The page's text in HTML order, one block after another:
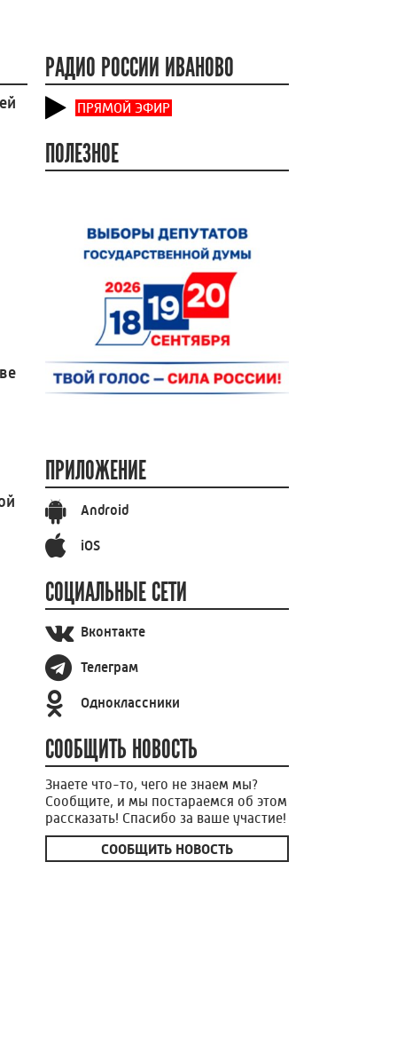
РАДИО РОССИИ ИВАНОВО
ПРЯМОЙ ЭФИР
ПОЛЕЗНОЕ
ПРИЛОЖЕНИЕ
Android
iOS
СОЦИАЛЬНЫЕ СЕТИ
Вконтакте
Телеграм
Одноклассники
СООБЩИТЬ НОВОСТЬ
Знаете что-то, чего не знаем мы?
Сообщите, и мы постараемся об этом
рассказать! Спасибо за ваше участие!
СООБЩИТЬ НОВОСТЬ